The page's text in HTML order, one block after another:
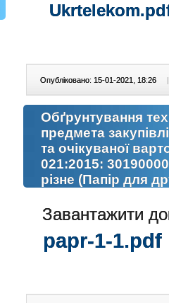
Опубліковано: 15-01-2021, 18:26 |
Обґрунтування
предмета
та очікуваної
021:2015:
різне (Папір для
Завантажити
papr-1-1.pdf